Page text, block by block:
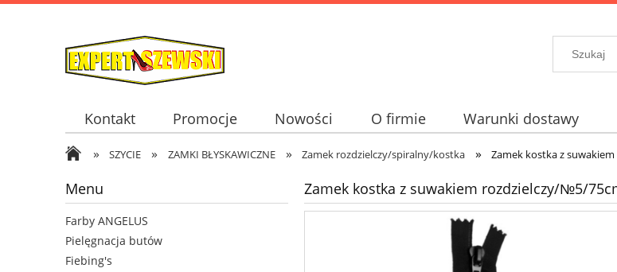
Kontakt Promocje Nowości O firmie Warunki dostawy
» SZYCIE » ZAMKI BŁYSKAWICZNE » Zamek rozdzielczy/spiralny/kostka » Zamek kostka z
Menu
Farby ANGELUS
Pielęgnacja butów
Fiebing's
Zamek kostka z suwakiem rozdzielczy/№5/